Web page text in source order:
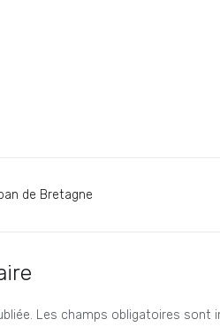
de Bretagne
Les champs obligatoires sont